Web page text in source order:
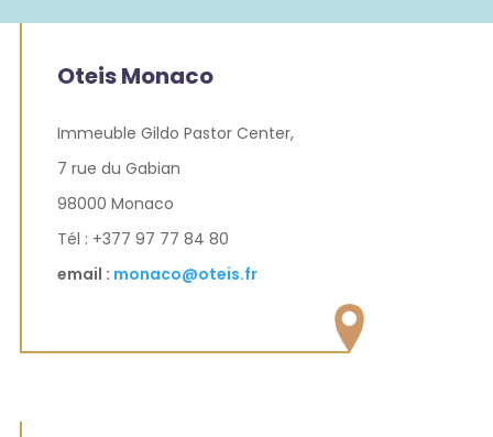
Oteis Monaco
Immeuble Gildo Pastor Center,
7 rue du Gabian
98000 Monaco
Tél : +377 97 77 84 80
email : monaco@oteis.fr